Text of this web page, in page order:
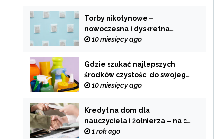
Torby nikotynowe –
nowoczesna i dyskretna
alternatywa dla tradycyjnego
10 miesięcy ago
Gdzie szukać najlepszych
środków czystości do swojego
domu?
10 miesięcy ago
Kredyt na dom dla
nauczyciela i żołnierza – na co
zwrócić uwagę przy wyborze
1 rok ago